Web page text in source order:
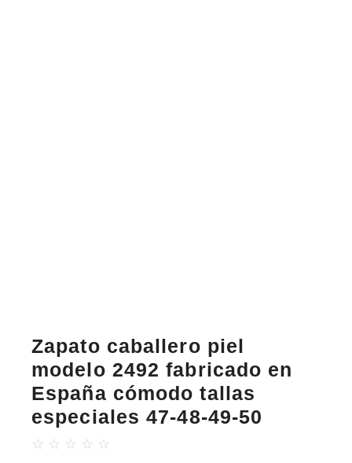
Zapato caballero piel
modelo 2492 fabricado en
España cómodo tallas
especiales 47-48-49-50
☆ ☆ ☆ ☆ ☆